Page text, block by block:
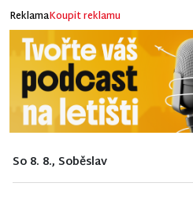
ReklamaKoupit reklamu
So 8. 8., Soběslav